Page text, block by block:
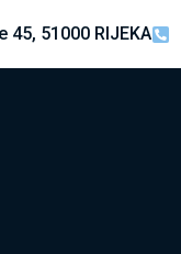
45, 51000 RIJEKA